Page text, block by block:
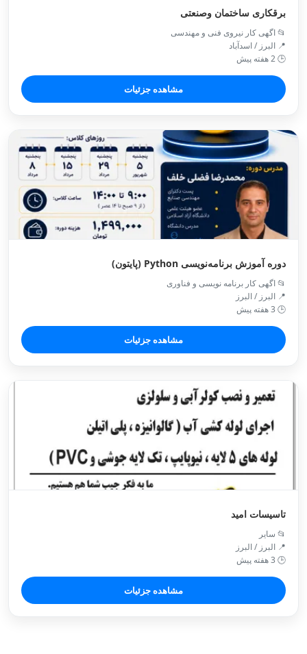
برقکاری ساختمان وصنعتی
📂 اگهی کار نیروی فنی و مهندسی
📍 البرز / اسدآباد
🕒 2 هفته پیش
مشاهده جزئیات
دوره آموزش برنامه‌نویسی Python (پایتون)
📂 اگهی کار برنامه نویسی و فناوری
📍 البرز / البرز
🕒 3 هفته پیش
مشاهده جزئیات
تاسیسات امید
📂 سایر
📍 البرز / البرز
🕒 3 هفته پیش
مشاهده جزئیات